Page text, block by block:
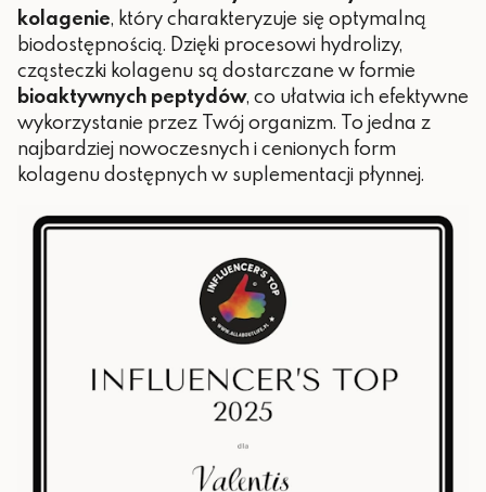
kolagenie, który charakteryzuje się optymalną
biodostępnością. Dzięki procesowi hydrolizy,
cząsteczki kolagenu są dostarczane w formie
bioaktywnych peptydów, co ułatwia ich efektywne
wykorzystanie przez Twój organizm. To jedna z
najbardziej nowoczesnych i cenionych form
kolagenu dostępnych w suplementacji płynnej.